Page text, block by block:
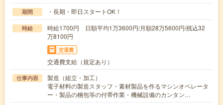
期間 ・長期・即日スタートOK！
時給
時給1700円 日額平均1万3600円/月額28万5600円/残込32
万8100円
交通費
交通費支給（規定あり）
仕事内容
製造（組立・加工）
電子材料の製造スタッフ・素材製品を作るマシンオペレータ
ー・製品の梱包等の付帯作業・機械設備のカンタン…